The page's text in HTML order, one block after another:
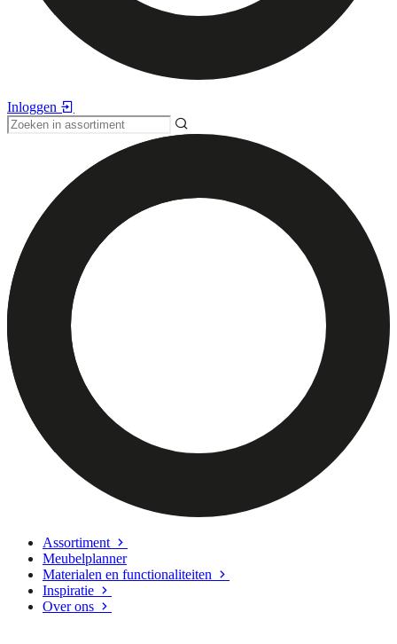
Inloggen
Assortiment
Meubelplanner
Materialen en functionaliteiten
Inspiratie
Over ons